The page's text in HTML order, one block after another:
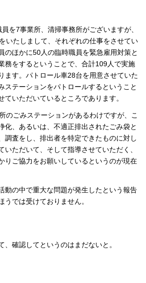
を7事業所、清掃事務所がございますが、
いたしまして、それぞれの仕事をさせてい
のほかに50人の臨時職員を緊急雇用対策と
務をするということで、合計109人で実施
ます。パトロール車28台を用意させていた
ステーションをパトロールするということ
ていただいているところであります。
のごみステーションがあるわけですが、こ
化、あるいは、不適正排出されたごみ袋と
調査をし、排出者を特定できたものに対し
いただいて、そして指導させていただく、
りご協力をお願いしているというのが現在
動の中で重大な問題が発生したという報告
うでは受けておりません。
、確認してというのはまだないと。